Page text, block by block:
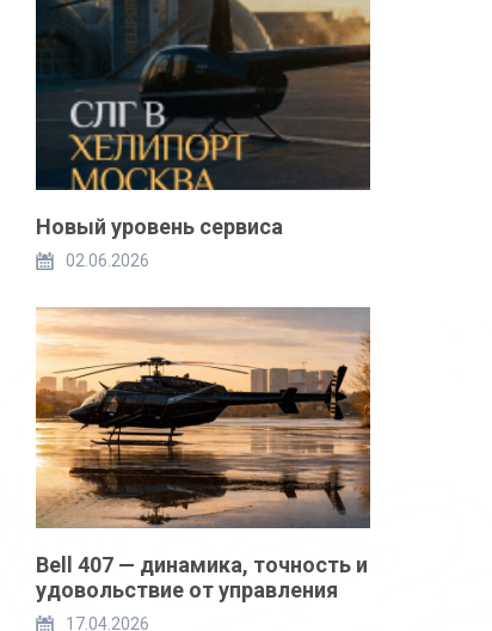
Новый уровень сервиса
02.06.2026
Bell 407 — динамика, точность и
удовольствие от управления
17.04.2026